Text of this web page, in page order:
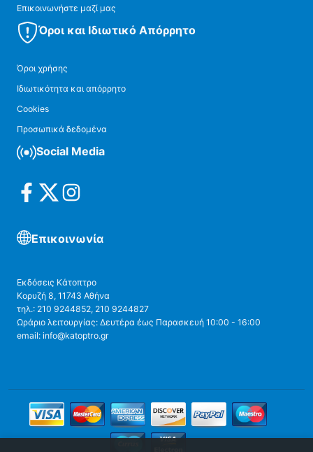
Επικοινωνήστε μαζί μας
Όροι και Ιδιωτικό Απόρρητο
Όροι χρήσης
Ιδιωτικότητα και απόρρητο
Cookies
Προσωπικά δεδομένα
Social Media
Επικοινωνία
Εκδόσεις Κάτοπτρο
Κορυζή 8, 11743 Αθήνα
τηλ.: 210 9244852, 210 9244827
Ωράριο λειτουργίας: Δευτέρα έως Παρασκευή 10:00 - 16:00
email: info@katoptro.gr